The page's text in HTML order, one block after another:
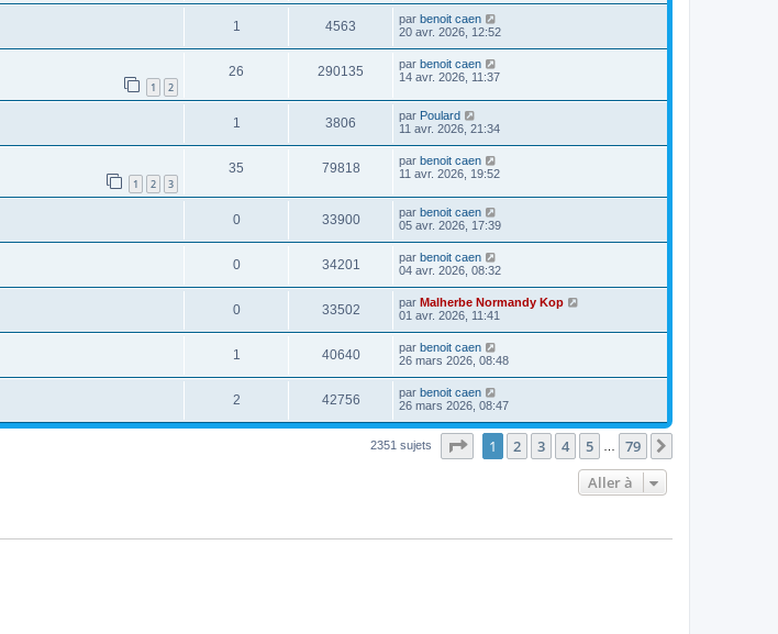
1 4563 par benoit caen
20 avr. 2026, 12:52
1 2
26 290135 par benoit caen
14 avr. 2026, 11:37
1 3806 par Poulard
11 avr. 2026, 21:34
1 2 3
35 79818 par benoit caen
11 avr. 2026, 19:52
0 33900 par benoit caen
05 avr. 2026, 17:39
0 34201 par benoit caen
04 avr. 2026, 08:32
0 33502 par Malherbe Normandy Kop
01 avr. 2026, 11:41
1 40640 par benoit caen
26 mars 2026, 08:48
2 42756 par benoit caen
26 mars 2026, 08:47
2351 sujets Page sur79
1 2 3 4 5 79
Aller à